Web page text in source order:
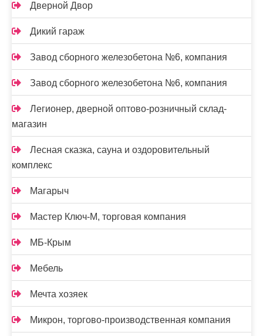
Дверной Двор
Дикий гараж
Завод сборного железобетона №6, компания
Завод сборного железобетона №6, компания
Легионер, дверной оптово-розничный склад-
магазин
Лесная сказка, сауна и оздоровительный
комплекс
Магарыч
Мастер Ключ-М, торговая компания
МБ-Крым
Мебель
Мечта хозяек
Микрон, торгово-производственная компания